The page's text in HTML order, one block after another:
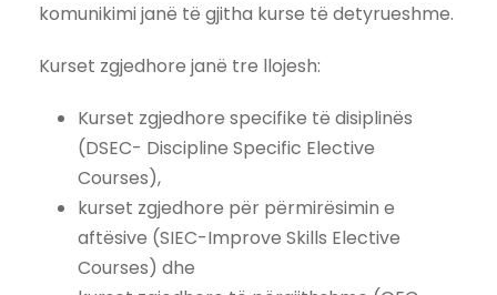
komunikimi janë të gjitha kurse të detyrueshme.
Kurset zgjedhore janë tre llojesh:
Kurset zgjedhore specifike të disiplinës
(DSEC- Discipline Specific Elective
Courses),
kurset zgjedhore për përmirësimin e
aftësive (SIEC-Improve Skills Elective
Courses) dhe